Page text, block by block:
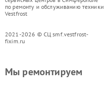
по ремонту и обслуживанию техники
Vestfrost
2021-2026 © СЦ smf.vestfrost-
fixim.ru
Мы ремонтируем